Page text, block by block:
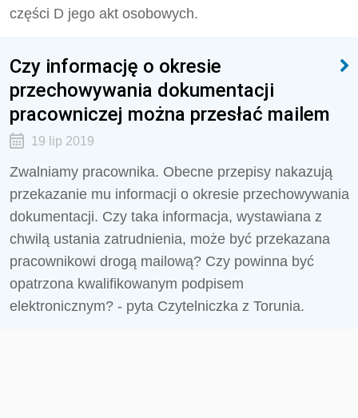
części D jego akt osobowych.
Czy informację o okresie
przechowywania dokumentacji
pracowniczej można przesłać mailem
19 lip 2019
Zwalniamy pracownika. Obecne przepisy nakazują
przekazanie mu informacji o okresie przechowywania
dokumentacji. Czy taka informacja, wystawiana z
chwilą ustania zatrudnienia, może być przekazana
pracownikowi drogą mailową? Czy powinna być
opatrzona kwalifikowanym podpisem
elektronicznym? - pyta Czytelniczka z Torunia.